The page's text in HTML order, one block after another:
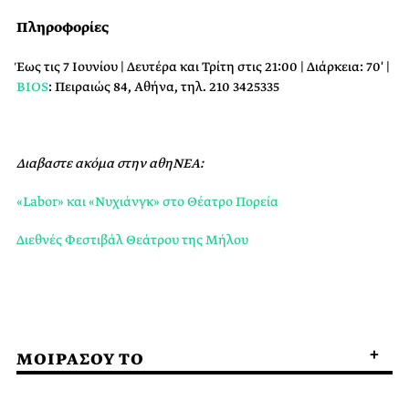
Πληροφορίες
Έως τις 7 Ιουνίου | Δευτέρα και Τρίτη στις 21:00 | Διάρκεια: 70′ |
BIOS: Πειραιώς 84, Αθήνα, τηλ. 210 3425335
Διαβαστε ακόμα στην αθηΝΕΑ:
«Labor» και «Νυχιάνγκ» στο Θέατρο Πορεία
Διεθνές Φεστιβάλ Θεάτρου της Μήλου
ΜΟΙΡΑΣΟΥ ΤΟ